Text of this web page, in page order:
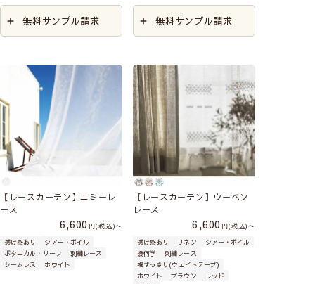
無料サンプル請求 無料サンプル請求
【レースカーテン】エミーレ
ース
6,600 税込 〜
透け感あり
シアー・ボイル
ボタニカル・リーフ
刺繍レース
シームレス
ホワイト
【レースカーテン】ウーベン
レース
6,600 税込 〜
透け感あり
リネン
シアー・ボイル
幾何学
刺繍レース
裾すっきり(ウェイトテープ)
ホワイト
ブラウン
レッド